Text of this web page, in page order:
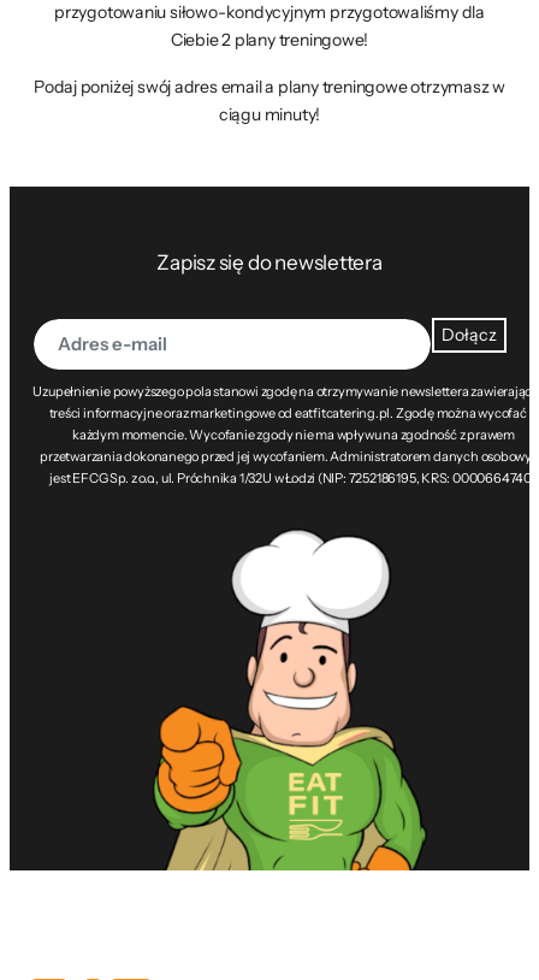
przygotowaniu siłowo-kondycyjnym przygotowaliśmy dla
Ciebie 2 plany treningowe!
Podaj poniżej swój adres email a plany treningowe otrzymasz w
ciągu minuty!
Zapisz się do newslettera
Uzupełnienie powyższego pola stanowi zgodę na otrzymywanie newslettera
treści informacyjne oraz marketingowe od eatfitcatering.pl. Zgodę można wycofać w
każdym momencie. Wycofanie zgody nie ma wpływu na zgodność z prawem
przetwarzania dokonanego przed jej wycofaniem. Administratorem danych
jest EFCG Sp. z o.o., ul. Próchnika 1/32U w Łodzi (NIP: 7252186195, KRS: 0000664740).
Dołącz